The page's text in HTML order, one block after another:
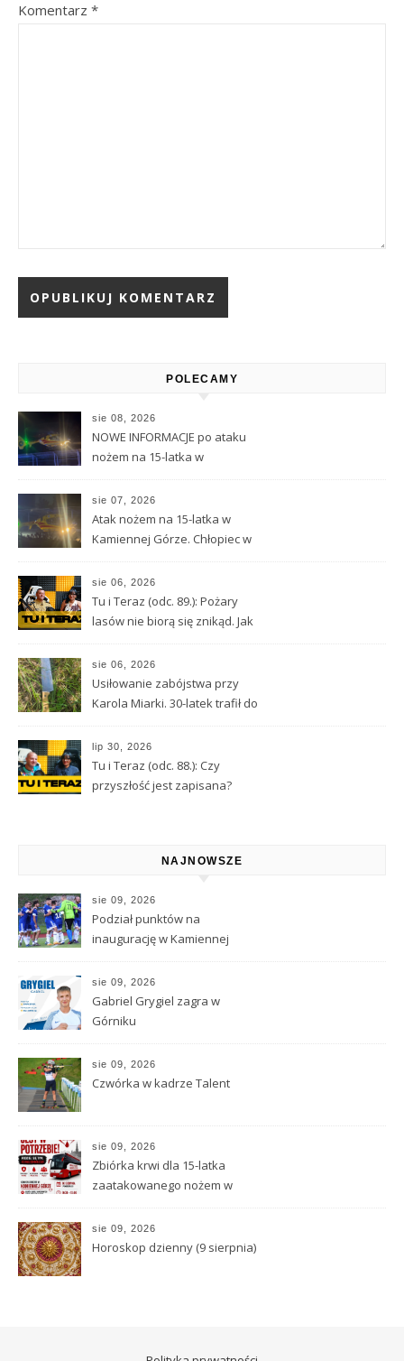
Komentarz *
POLECAMY
sie 08, 2026
NOWE INFORMACJE po ataku
nożem na 15-latka w
sie 07, 2026
Atak nożem na 15-latka w
Kamiennej Górze. Chłopiec w
przetransportowany
śmigłowcem LPR
sie 06, 2026
Tu i Teraz (odc. 89.): Pożary
lasów nie biorą się znikąd. Jak
sie 06, 2026
Usiłowanie zabójstwa przy
Karola Miarki. 30-latek trafił do
lip 30, 2026
Tu i Teraz (odc. 88.): Czy
przyszłość jest zapisana?
NAJNOWSZE
sie 09, 2026
Podział punktów na
inaugurację w Kamiennej
sie 09, 2026
Gabriel Grygiel zagra w
Górniku
sie 09, 2026
Czwórka w kadrze Talent
sie 09, 2026
Zbiórka krwi dla 15-latka
zaatakowanego nożem w
sie 09, 2026
Horoskop dzienny (9 sierpnia)